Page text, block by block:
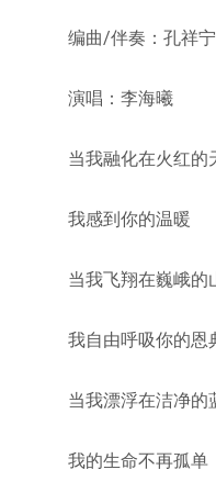
编曲/伴奏：孔祥宁
演唱：李海曦
当我融化在火红的
我感到你的温暖
当我飞翔在巍峨的
我自由呼吸你的恩
当我漂浮在洁净的
我的生命不再孤单